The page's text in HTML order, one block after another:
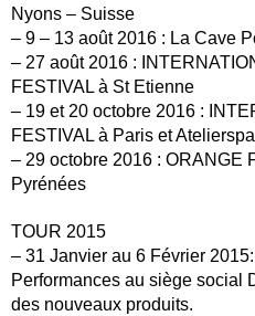
Nyons – Suisse
– 9 – 13 août 2016 : La Cave
– 27 août 2016 :
FESTIVAL à St Etienne
– 19 et 20 octobre 2016 :
FESTIVAL à Paris et
– 29 octobre 2016 : ORANGE
Pyrénées
TOUR 2015
– 31 Janvier au 6 Février
Performances au siège social
des nouveaux produits.